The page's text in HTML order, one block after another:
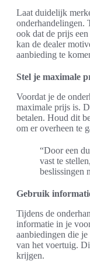
Laat duidelijk
onderhandelingen.
ook dat de prijs
kan de dealer
aanbieding te
Stel je maximale
Voordat je de
maximale prijs is.
betalen. Houd dit
om er overheen te
“Door een
vast te
beslissingen
Gebruik
Tijdens de
informatie in je
aanbiedingen die
van het voertuig.
krijgen.